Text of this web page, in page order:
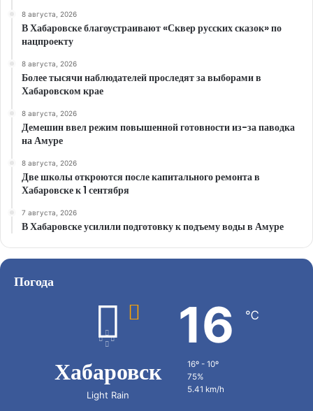
8 августа, 2026
В Хабаровске благоустраивают «Сквер русских сказок» по
нацпроекту
8 августа, 2026
Более тысячи наблюдателей проследят за выборами в
Хабаровском крае
8 августа, 2026
Демешин ввел режим повышенной готовности из-за паводка
на Амуре
8 августа, 2026
Две школы откроются после капитального ремонта в
Хабаровске к 1 сентября
7 августа, 2026
В Хабаровске усилили подготовку к подъему воды в Амуре
Погода
Хабаровск
Light Rain
16 ℃
16º - 10º
75%
5.41 km/h